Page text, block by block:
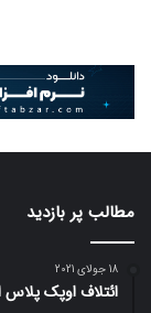
مطالب پر بازدید
18 جولای 2021
ائتلاف اوپک پلاس